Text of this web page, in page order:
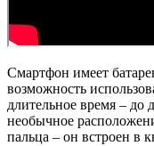
Смартфон имеет
возможность
длительное время – до
необычное
пальца – он встроен в